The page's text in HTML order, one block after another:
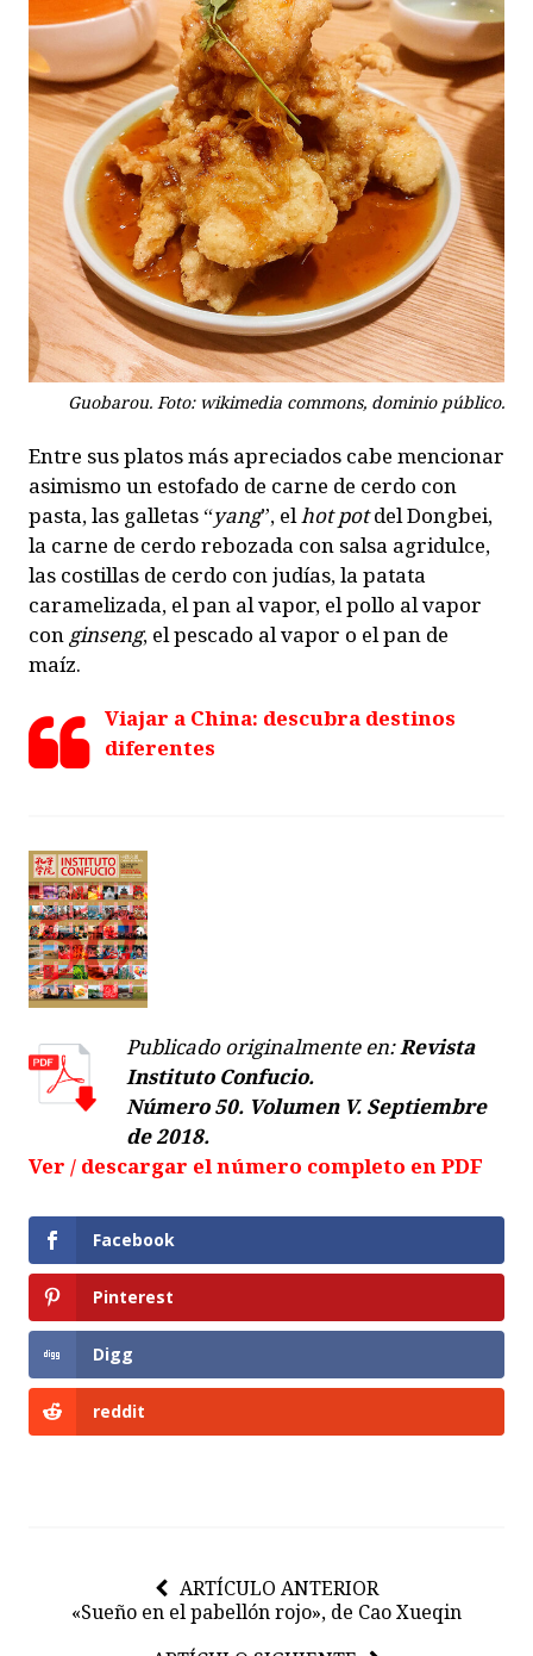
Guobarou. Foto: wikimedia commons, dominio público.
Entre sus platos más apreciados cabe mencionar
asimismo un estofado de carne de cerdo con
pasta, las galletas “yang”, elhot potdel Dongbei,
la carne de cerdo rebozada con salsa agridulce,
las costillas de cerdo con judías, la patata
caramelizada, el pan al vapor, el pollo al vapor
con ginseng, el pescado al vapor o el pan de
maíz.
Viajar a China: descubra destinos
diferentes
Publicado originalmente en:Revista
Instituto Confucio.
Número 50. Volumen V. Septiembre
de 2018.
Ver / descargar el número completo en PDF
Facebook
Pinterest
Digg
reddit
ARTÍCULO ANTERIOR
«Sueño en el pabellón rojo», de Cao Xueqin